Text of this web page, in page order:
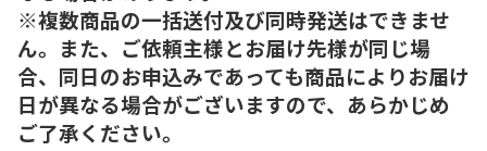
※複数商品の一括送付及び同時発送はできませ
ん。また、ご依頼主様とお届け先様が同じ場
合、同日のお申込みであっても商品によりお届け
日が異なる場合がございますので、あらかじめ
ご了承ください。